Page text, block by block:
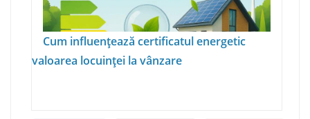
Cum influențează certificatul energetic
valoarea locuinței la vânzare